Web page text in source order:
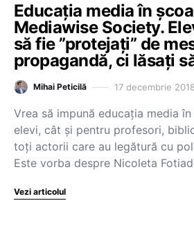
Educația media în
Mediawise Society.
să fie ”protejați” de
propagandă, ci lăsați
Mihai Peticilă 17 decembrie 2018
Vrea să impună educația media
elevi, cât și pentru profesori,
toți actorii care au legătură cu
Este vorba despre Nicoleta
Vezi articolul